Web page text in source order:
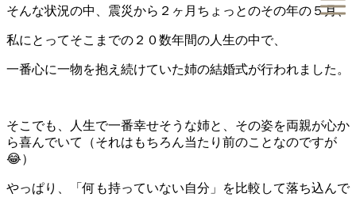
そんな状況の中、震災から２ヶ月ちょっとのその年の５月、
私にとってそこまでの２０数年間の人生の中で、
一番心に一物を抱え続けていた姉の結婚式が行われました。
そこでも、人生で一番幸せそうな姉と、その姿を両親が心か
ら喜んでいて（それはもちろん当たり前のことなのですが
😂）
やっぱり、「何も持っていない自分」を比較して落ち込んで